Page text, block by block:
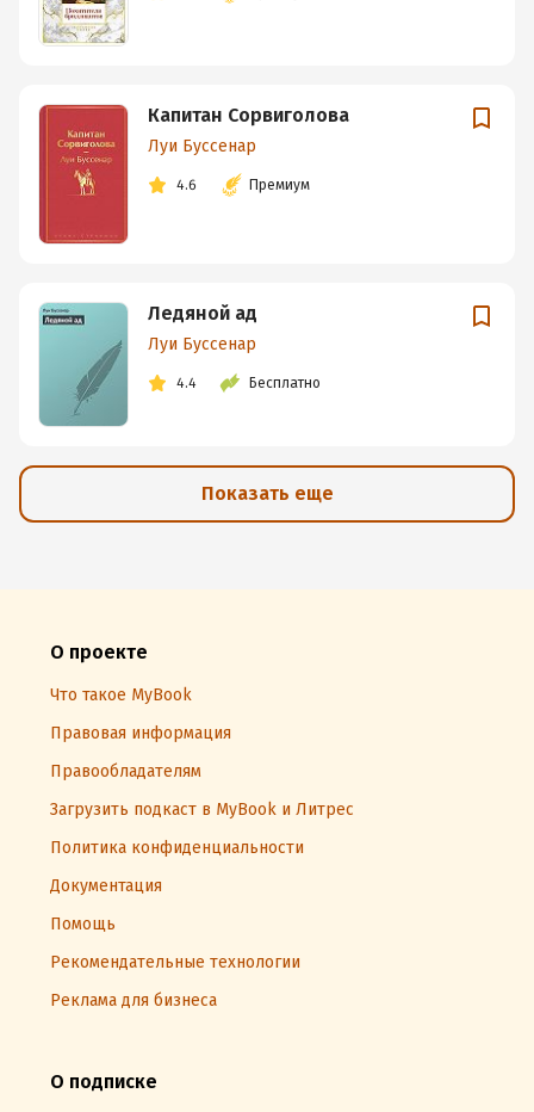
Капитан Сорвиголова
Луи Буссенар
4.6 Премиум
Ледяной ад
Луи Буссенар
4.4 Бесплатно
Показать еще
О проекте
Что такое MyBook
Правовая информация
Правообладателям
Загрузить подкаст в MyBook и Литрес
Политика конфиденциальности
Документация
Помощь
Рекомендательные технологии
Реклама для бизнеса
О подписке